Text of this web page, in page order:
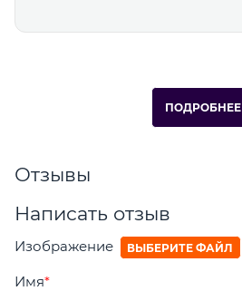
ПОДРОБНЕЕ
Отзывы
Написать отзыв
Изображение ВЫБЕРИТЕ ФАЙЛ
Имя